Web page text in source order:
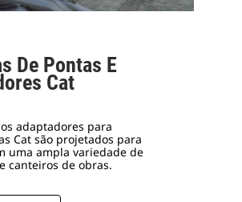
De Pontas E
Cat
adaptadores para
Cat são projetados para
uma ampla variedade de
canteiros de obras.